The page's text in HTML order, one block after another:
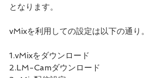
となります。
vMixを利用しての設定は以下の通り。
1.vMixをダウンロード
2.LM-Camダウンロード